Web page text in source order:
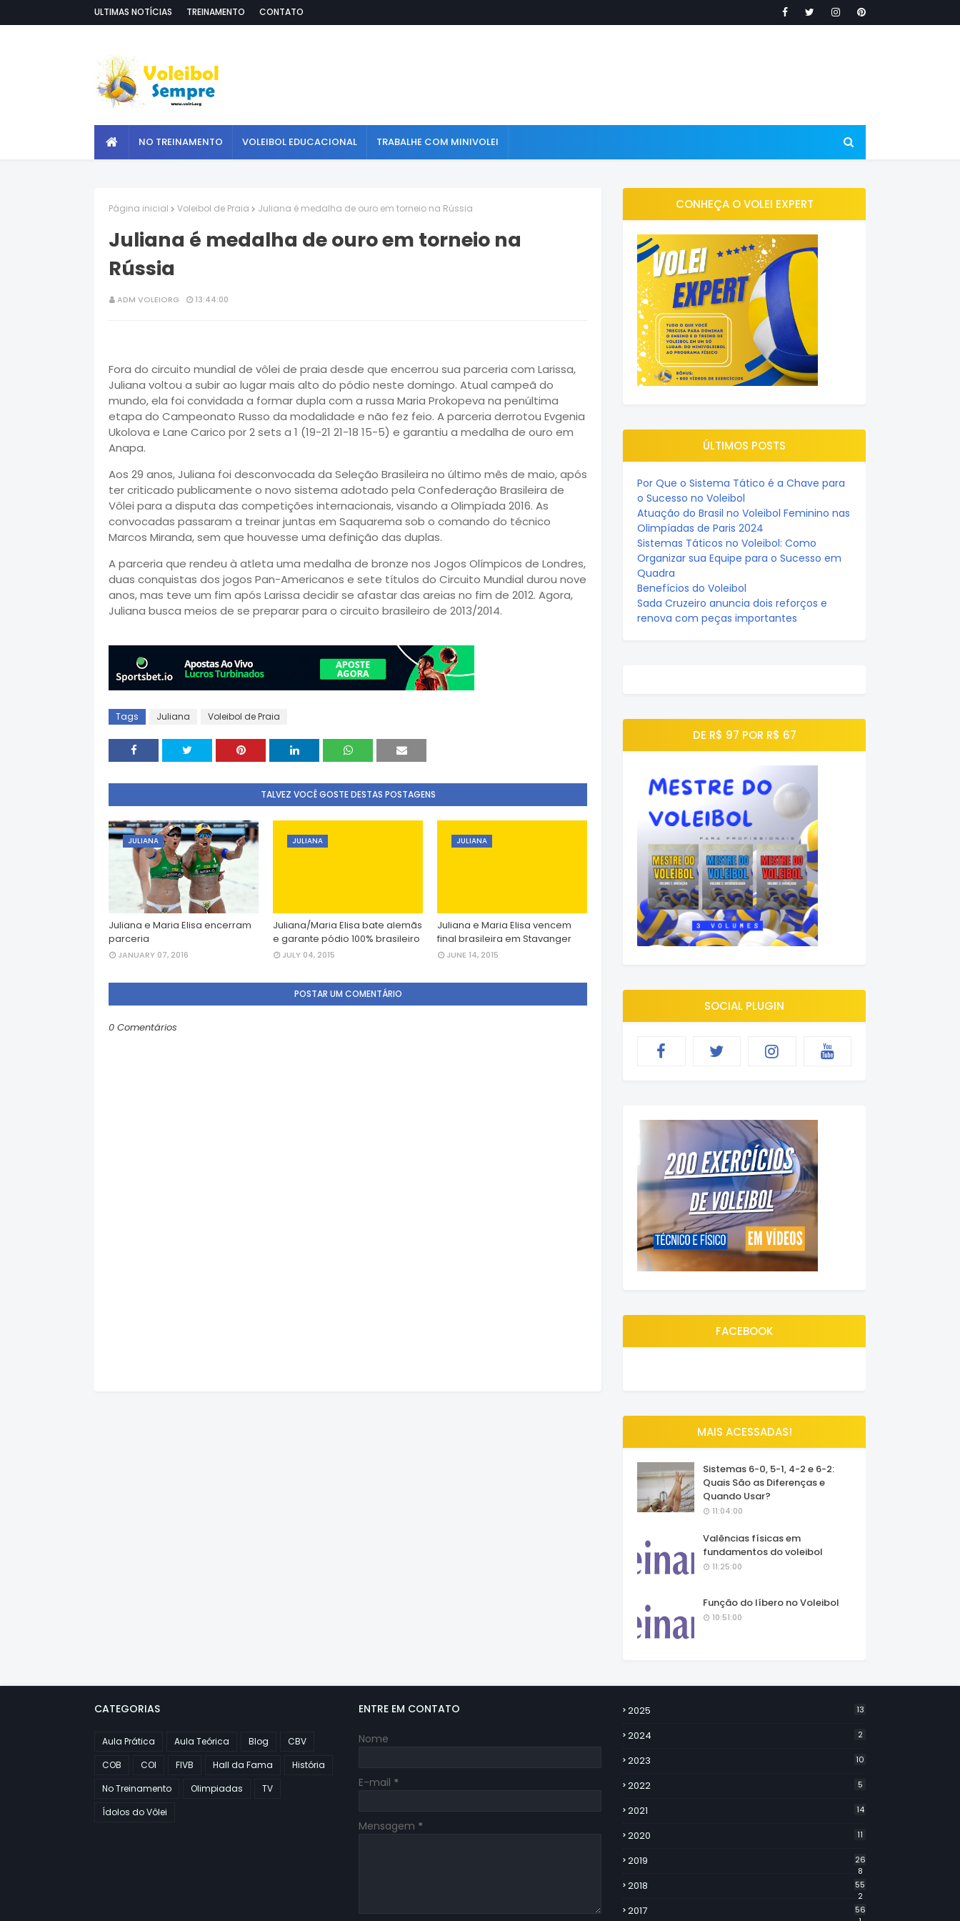
ULTIMAS NOTÍCIAS TREINAMENTO CONTATO
NO TREINAMENTO VOLEIBOL EDUCACIONAL TRABALHE COM MINIVOLEI
Página inicial Voleibol de Praia Juliana é medalha de ouro em torneio na Rússia
Juliana é medalha de ouro em torneio na
Rússia
ADM VOLEIORG 13:44:00
Fora do circuito mundial de vôlei de praia desde que encerrou sua parceria com Larissa,
Juliana voltou a subir ao lugar mais alto do pódio neste domingo. Atual campeã do
mundo, ela foi convidada a formar dupla com a russa Maria Prokopeva na penúltima
etapa do Campeonato Russo da modalidade e não fez feio. A parceria derrotou Evgenia
Ukolova e Lane Carico por 2 sets a 1 (19-21 21-18 15-5) e garantiu a medalha de ouro em
Anapa.
Aos 29 anos, Juliana foi desconvocada da Seleção Brasileira no último mês de maio, após
ter criticado publicamente o novo sistema adotado pela Confederação Brasileira de
Vôlei para a disputa das competições internacionais, visando a Olimpíada 2016. As
convocadas passaram a treinar juntas em Saquarema sob o comando do técnico
Marcos Miranda, sem que houvesse uma definição das duplas.
A parceria que rendeu à atleta uma medalha de bronze nos Jogos Olímpicos de Londres,
duas conquistas dos jogos Pan-Americanos e sete títulos do Circuito Mundial durou nove
anos, mas teve um fim após Larissa decidir se afastar das areias no fim de 2012. Agora,
Juliana busca meios de se preparar para o circuito brasileiro de 2013/2014.
Tags Juliana Voleibol de Praia
TALVEZ VOCÊ GOSTE DESTAS POSTAGENS
JULIANA
Juliana e Maria Elisa encerram
parceria
JANUARY 07, 2016
JULIANA
Juliana/Maria Elisa bate alemãs
e garante pódio 100% brasileiro
JULY 04, 2015
JULIANA
Juliana e Maria Elisa vencem
final brasileira em Stavanger
JUNE 14, 2015
POSTAR UM COMENTÁRIO
0 Comentários
CONHEÇA O VOLEI EXPERT
ÚLTIMOS POSTS
Por Que o Sistema Tático é a Chave para
o Sucesso no Voleibol
Atuação do Brasil no Voleibol Feminino nas
Olimpíadas de Paris 2024
Sistemas Táticos no Voleibol: Como
Organizar sua Equipe para o Sucesso em
Quadra
Benefícios do Voleibol
Sada Cruzeiro anuncia dois reforços e
renova com peças importantes
DE R$ 97 POR R$ 67
SOCIAL PLUGIN
FACEBOOK
MAIS ACESSADAS!
Sistemas 6-0, 5-1, 4-2 e 6-2:
Quais São as Diferenças e
Quando Usar?
11:04:00
Valências físicas em
fundamentos do voleibol
11:25:00
Função do líbero no Voleibol
10:51:00
CATEGORIAS
Aula Prática Aula Teórica Blog
CBV
COB
COI FIVB Hall da Fama
História
No Treinamento
Olimpiadas
TV
Ídolos do Vôlei
ENTRE EM CONTATO
Nome
E-mail *
Mensagem *
2025 13
2024 2
2023 10
2022 5
2021 14
2020 11
2019
26
8
2018
55
2
2017
56